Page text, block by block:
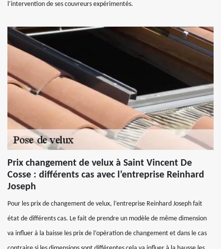
l’intervention de ses couvreurs expérimentés.
Prix changement de velux à Saint Vincent De
Cosse : différents cas avec l’entreprise Reinhard
Joseph
Pour les prix de changement de velux, l’entreprise Reinhard Joseph fait
état de différents cas. Le fait de prendre un modèle de même dimension
va influer à la baisse les prix de l’opération de changement et dans le cas